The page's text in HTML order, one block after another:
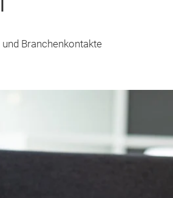
Branchenkontakte